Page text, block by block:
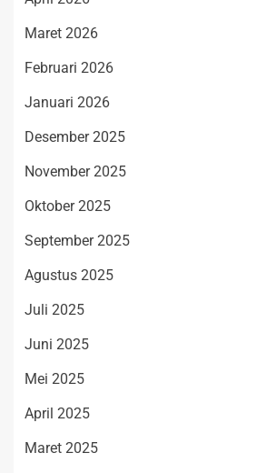
Maret 2026
Februari 2026
Januari 2026
Desember 2025
November 2025
Oktober 2025
September 2025
Agustus 2025
Juli 2025
Juni 2025
Mei 2025
April 2025
Maret 2025